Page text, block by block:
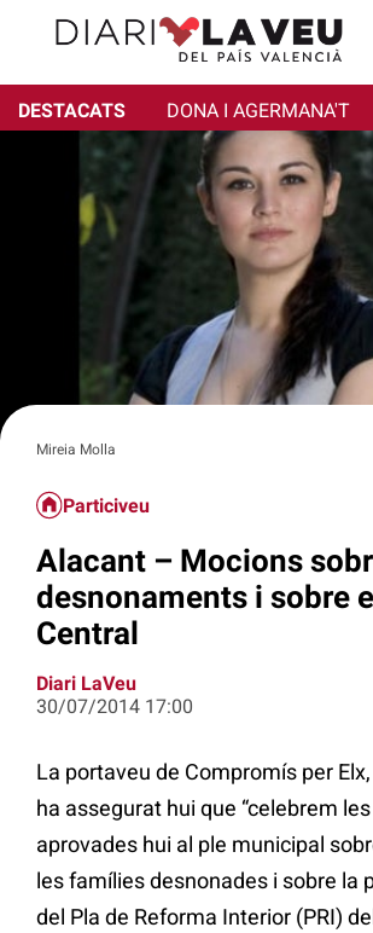
DESTACATS DONA I AGERMANA'T
Mireia Molla
Particiveu
Alacant – Mocions
desnonaments i sobre
Central
Diari LaVeu
30/07/2014 17:00
La portaveu de Compromís per
ha assegurat hui que “celebrem
aprovades hui al ple municipal
les famílies desnonades i sobre la
del Pla de Reforma Interior (PRI)